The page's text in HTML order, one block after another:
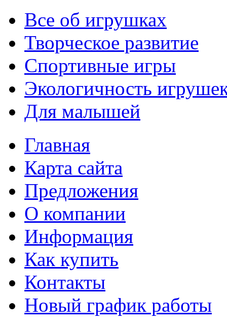
Все об игрушках
Творческое развитие
Спортивные игры
Экологичность
Для малышей
Главная
Карта сайта
Предложения
О компании
Информация
Как купить
Контакты
Новый график работы